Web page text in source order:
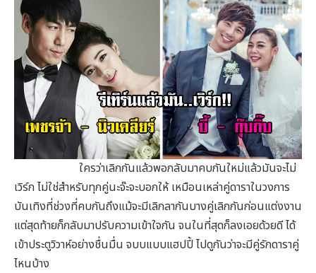
ใครว่าเลิกกันแล้วพอกลับมาคบกันใหม่แล้วมันจะไม่
เวิร์ก ไม่ใช่สำหรับทุกคู่นะจ๊ะจะบอกให้ เหมือนเหล่าคู่ดาราในวงการ
บันเทิงที่ช่วงที่คบกันถึงแม้จะมีเลิกลากันบางคู่เลิกกันก่อนแต่งงาน
แต่สุดท้ายก็กลับมาปรับความเข้าใจกัน จนในที่สุดก็ลงเอยด้วยดี ได้
เข้าประตูวิวาห์อย่างชื่นมื่น จบบแบบแฮปปี้ ไปดูกันว่าจะมีคู่รักดาราคู่
ไหนบ้าง